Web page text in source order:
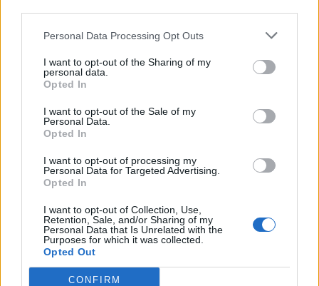
Personal Data Processing Opt Outs
I want to opt-out of the Sharing of my
personal data.
Opted In
I want to opt-out of the Sale of my
Personal Data.
Opted In
I want to opt-out of processing my
Personal Data for Targeted Advertising.
Opted In
I want to opt-out of Collection, Use,
Retention, Sale, and/or Sharing of my
Personal Data that Is Unrelated with the
Purposes for which it was collected.
Opted Out
CONFIRM
μεγάλες ευθύνες"
2019 για την Ελλάδα"
ΡΟΗ ΕΙΔΗΣΕΩΝ